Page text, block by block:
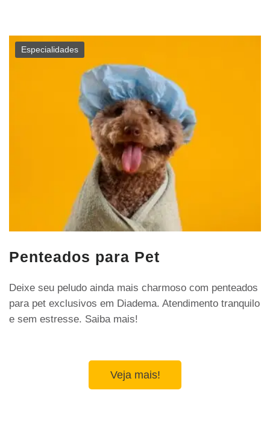
Especialidades
Penteados para Pet
Deixe seu peludo ainda mais charmoso com penteados
para pet exclusivos em Diadema. Atendimento tranquilo
e sem estresse. Saiba mais!
Veja mais!